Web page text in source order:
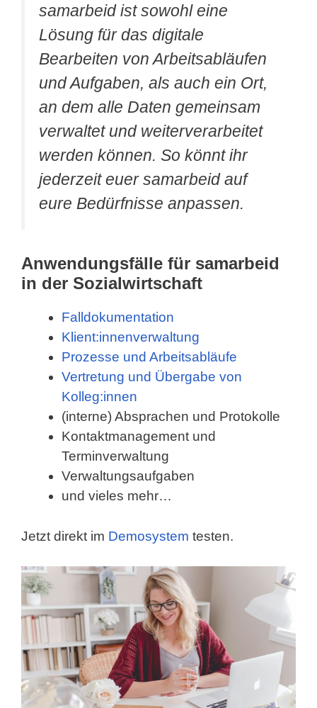
samarbeid ist sowohl eine
Lösung für das digitale
Bearbeiten von Arbeitsabläufen
und Aufgaben, als auch ein Ort,
an dem alle Daten gemeinsam
verwaltet und weiterverarbeitet
werden können. So könnt ihr
jederzeit euer samarbeid auf
eure Bedürfnisse anpassen.
Anwendungsfälle für samarbeid
in der Sozialwirtschaft
Falldokumentation
Klient:innenverwaltung
Prozesse und Arbeitsabläufe
Vertretung und Übergabe von
Kolleg:innen
(interne) Absprachen und Protokolle
Kontaktmanagement und
Terminverwaltung
Verwaltungsaufgaben
und vieles mehr…
Jetzt direkt im Demosystem testen.